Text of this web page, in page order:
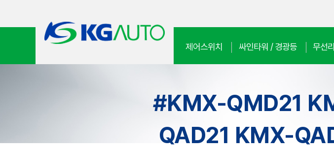
제어스위치 싸인타워 / 경광등 무선
#KMX-QMD21
QAD21 KMX-